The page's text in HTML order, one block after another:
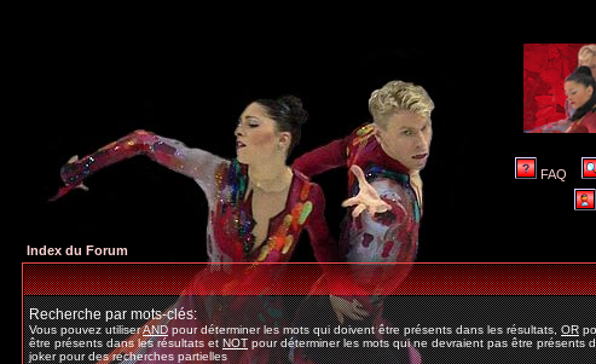
FAQ
Index du Forum
Recherche par mots-clés:
Vous pouvez utiliserANDpour déterminer les mots qui doivent être présents dans les résultats,OR
être présents dans les résultats etNOTpour déterminer les mots qui ne devraient pas être présents
joker pour des recherches partielles